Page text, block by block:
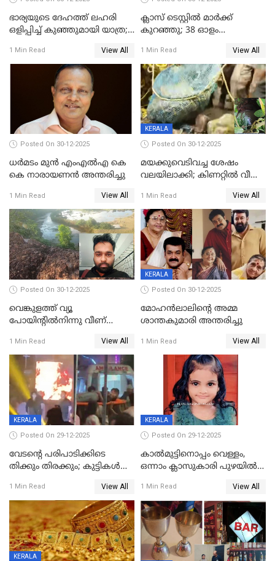
ഭാര്യയുടെ ദേഹത്ത് ലഹരി
ഒളിപ്പിച്ച് കുഞ്ഞുമായി യാത്ര;
പിടികൂടി പൊലീസ്
1 Min Read View All
ക്ലാസ് ടെസ്റ്റിൽ മാർക്ക്
കുറഞ്ഞു; 38 ഓളം
സെന്ററിലെ അധ്യാപകന്‍
മർദിച്ചതായി പരാതി
1 Min Read View All
Posted On 30-12-2025
ധർമടം മുൻ എംഎല്‍എ കെ
കെ നാരായണന്‍ അന്തരിച്ചു
1 Min Read View All
KERALA
Posted On 30-12-2025
മയക്കുവെടിവച്ച ശേഷം
വലയിലാക്കി; കിണറ്റിൽ വീണ
1 Min Read View All
Posted On 30-12-2025
വെങ്കുളത്ത് വ്യൂ
പോയിന്റിൽനിന്നു വീണ്
1 Min Read View All
KERALA
Posted On 30-12-2025
മോഹന്‍ലാലിന്‍റെ അമ്മ
ശാന്തകുമാരി അന്തരിച്ചു
1 Min Read View All
KERALA
Posted On 29-12-2025
വേടന്റെ പരിപാടിക്കിടെ
തിക്കും തിരക്കും; കുട്ടികള്‍
പരിക്ക്; പാളം മറികടന്ന
യുവാവ് ട്രെയിന്‍ തട്ടി മരിച്ചു
1 Min Read View All
KERALA
Posted On 29-12-2025
കാൽമുട്ടിനൊപ്പം വെള്ളം,
ഒന്നാം ക്ലാസുകാരി പുഴയിൽ
കുട്ടികൾക്കൊപ്പം
കളിക്കുന്നതിനിടെ
1 Min Read View All
KERALA